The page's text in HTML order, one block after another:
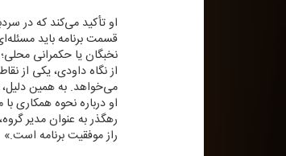
او تأكید می‌كند كه در
قسمت برنامه باید
نخبگان یا حكمرانی
از نگاه داودی، یكی از
می‌خواهد. به همین
او درباره نحوه همكاری
رهگذر به عنوان مدیر
راز موفقیت برنامه است.»